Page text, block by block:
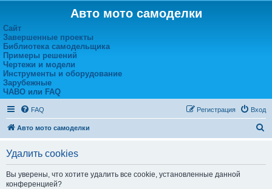
Авто мото самоделки
Сайт
Завершенные проекты
Библиотека самодельщика
Примеры решений
Чертежи и модели
Инструменты и оборудование
Зарубежные
ЧАВО или FAQ
FAQ Вход
Регистрация
Авто мото самоделки
Удалить cookies
Вы уверены, что хотите удалить все cookie, установленные данной
конференцией?